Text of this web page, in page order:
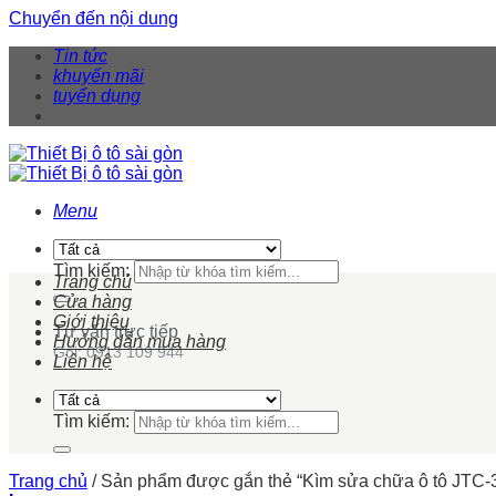
Chuyển đến nội dung
Tin tức
khuyến mãi
tuyển dụng
Menu
Tìm kiếm:
Tư vấn trực tiếp
Gọi: 0913 109 944
Trang chủ
Cửa hàng
Giới thiệu
Hướng dẫn mua hàng
Liên hệ
Tìm kiếm:
Trang chủ /Sản phẩm được gắn thẻ “Kìm sửa chữa ô tô JTC-